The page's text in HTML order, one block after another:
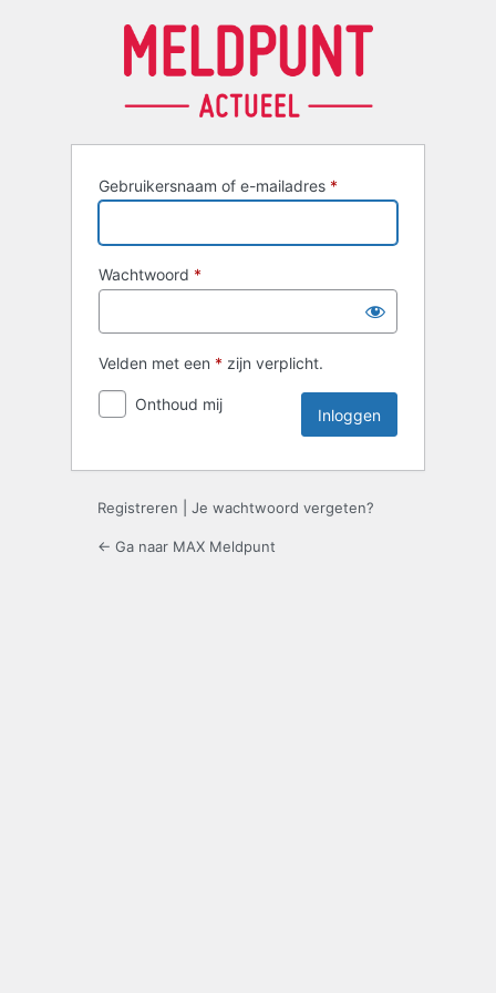
Gebruikersnaam of e-mailadres *
Wachtwoord *
Velden met een * zijn verplicht.
Onthoud mij
Registreren Je wachtwoord vergeten?
← Ga naar MAX Meldpunt